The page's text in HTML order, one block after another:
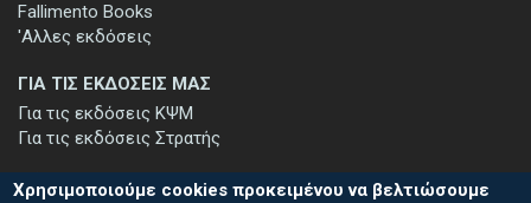
Fallimento Books
'Αλλες εκδόσεις
ΓΙΑ ΤΙΣ ΕΚΔΟΣΕΙΣ ΜΑΣ
Για τις εκδόσεις ΚΨΜ
Για τις εκδόσεις Στρατής
Χρησιμοποιούμε cookies προκειμένου να βελτιώσουμε